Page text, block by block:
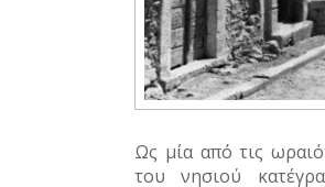
Ως μία από τις
του νησιού